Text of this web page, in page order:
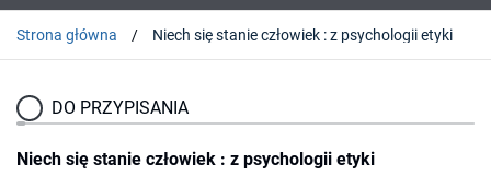
Strona główna Niech się stanie człowiek : z psychologii etyki
DO PRZYPISANIA
Niech się stanie człowiek : z psychologii etyki